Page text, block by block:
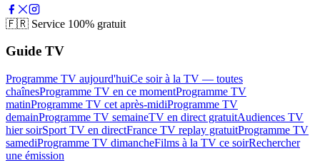
🇫🇷 Service 100% gratuit
Guide TV
Programme TV aujourd'huiCe soir à la TV — toutes
chaînesProgramme TV en ce momentProgramme TV
matinProgramme TV cet après-midiProgramme TV
demainProgramme TV semaineTV en direct gratuitAudiences TV
hier soirSport TV en directFrance TV replay gratuitProgramme TV
samediProgramme TV dimancheFilms à la TV ce soirRechercher
une émission